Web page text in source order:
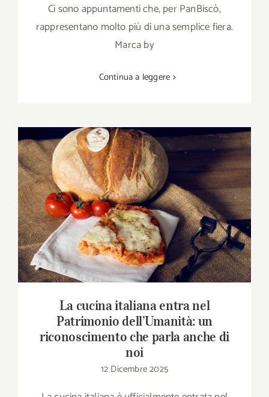
Ci sono appuntamenti che, per PanBiscò,
rappresentano molto più di una semplice fiera.
Marca by
Continua a leggere
La cucina italiana entra nel Patrimonio
dell’Umanità: un riconoscimento che parla
anche di noi
La cucina italiana entra nel
Patrimonio dell’Umanità: un
riconoscimento che parla anche di
noi
12 Dicembre 2025